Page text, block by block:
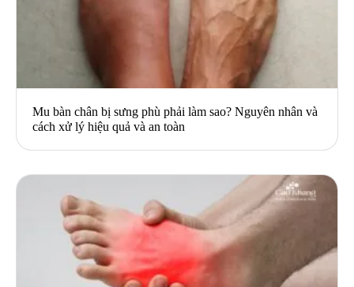
Mu bàn chân bị sưng phù phải làm sao? Nguyên nhân và
cách xử lý hiệu quả và an toàn